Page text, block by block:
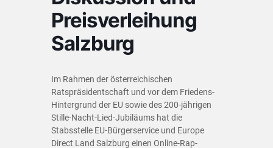
Preisverleihung
Salzburg
Im Rahmen der österreichischen
Ratspräsidentschaft und vor dem Friedens-
Hintergrund der EU sowie des 200-jährigen
Stille-Nacht-Lied-Jubiläums hat die
Stabsstelle EU-Bürgerservice und Europe
Direct Land Salzburg einen Online-Rap-